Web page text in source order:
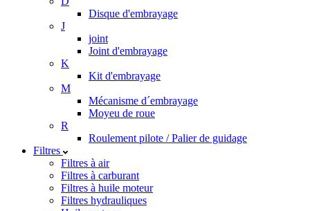
Disque d'embrayage
J
joint
Joint d'embrayage
K
Kit d'embrayage
M
Mécanisme d´embrayage
Moyeu de roue
R
Roulement pilote / Palier de guidage
Filtres
Filtres à air
Filtres à carburant
Filtres à huile moteur
Filtres hydrauliques